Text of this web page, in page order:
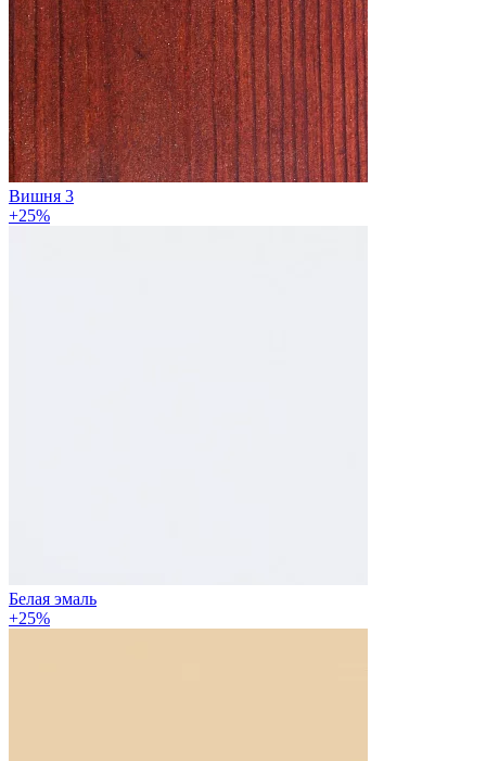
Вишня 3
+25%
Белая эмаль
+25%